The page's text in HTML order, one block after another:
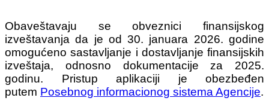
Obaveštavaju se obveznici finansijskog
izveštavanja da je od 30. januara 2026. godine
omogućeno sastavljanje i dostavljanje finansijskih
izveštaja, odnosno dokumentacije za 2025.
godinu. Pristup aplikaciji je obezbeđen
putem Posebnog informacionog sistema Agencije.